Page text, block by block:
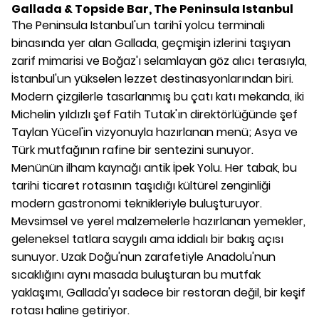
Gallada & Topside Bar, The Peninsula Istanbul
The Peninsula Istanbul'un tarihî yolcu terminali
binasında yer alan Gallada, geçmişin izlerini taşıyan
zarif mimarisi ve Boğaz'ı selamlayan göz alıcı terasıyla,
İstanbul'un yükselen lezzet destinasyonlarından biri.
Modern çizgilerle tasarlanmış bu çatı katı mekanda, iki
Michelin yıldızlı şef Fatih Tutak'ın direktörlüğünde şef
Taylan Yücel'in vizyonuyla hazırlanan menü; Asya ve
Türk mutfağının rafine bir sentezini sunuyor.
Menünün ilham kaynağı antik İpek Yolu. Her tabak, bu
tarihi ticaret rotasının taşıdığı kültürel zenginliği
modern gastronomi teknikleriyle buluşturuyor.
Mevsimsel ve yerel malzemelerle hazırlanan yemekler,
geleneksel tatlara saygılı ama iddialı bir bakış açısı
sunuyor. Uzak Doğu'nun zarafetiyle Anadolu'nun
sıcaklığını aynı masada buluşturan bu mutfak
yaklaşımı, Gallada'yı sadece bir restoran değil, bir keşif
rotası haline getiriyor.